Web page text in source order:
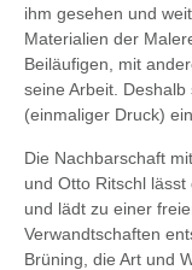
ihm gesehen und
Materialien der
Beiläufigen, mit
seine Arbeit.
(einmaliger Druck)
Die Nachbarschaft
und Otto Ritschl
und lädt zu einer
Verwandtschaften
Brüning, die Art und